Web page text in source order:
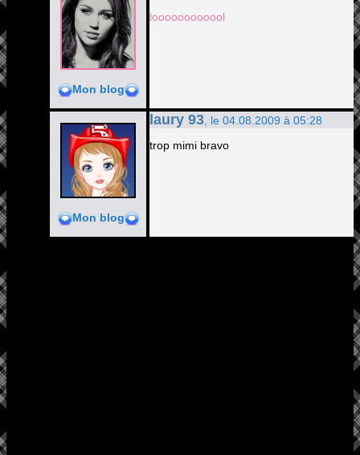
Mon blog
loooooooooool
Mon blog
laury 93 , le 04.08.2009 à 05:28
trop mimi bravo